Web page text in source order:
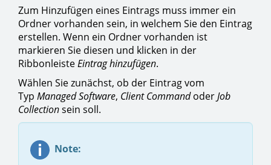
Zum Hinzufügen eines Eintrags muss immer ein
Ordner vorhanden sein, in welchem Sie den Eintrag
erstellen. Wenn ein Ordner vorhanden ist
markieren Sie diesen und klicken in der
RibbonleisteEintrag hinzufügen.
Wählen Sie zunächst, ob der Eintrag vom
Typ Managed Software, Client CommandoderJob
Collectionsein soll.
Note: